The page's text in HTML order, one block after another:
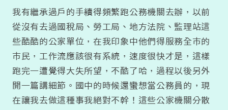
我有繼承過戶的手續得頻繁跑公務機關去辦，以前
從沒有去過國稅局、勞工局、地方法院、監理站這
些酷酷的公家單位，在我印象中他們得服務全市的
市民，工作流應該很有系統，速度很快才是，這樣
跑完一遭覺得大失所望，不酷了哈，過程以後另外
開一篇講細節。國中的時候還蠻想當公務員的，現
在讓我去做這種事我絕對不幹！這些公家機關分散